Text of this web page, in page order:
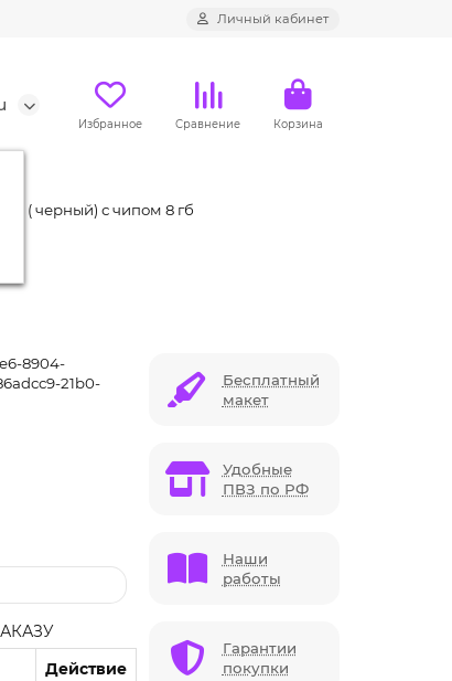
Личный кабинет
Избранное Сравнение Корзина
( черный) с чипом 8 гб
8904-
21b0-
Действие
Бесплатный
макет
Удобные
ПВЗ по РФ
Наши
работы
Гарантии
покупки